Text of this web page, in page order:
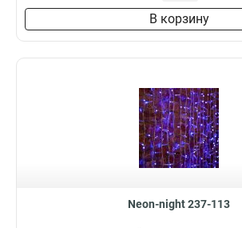
В корзину
Neon-night 237-113